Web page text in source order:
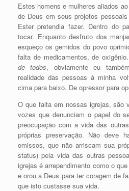
Estes homens e mulheres aliados
de Deus em seus projetos
Ester pretendia fazer. Dentro do
tocar. Enquanto desfruto dos
esqueço os gemidos do povo
falta de medicamentos, de
de todos, obviamente eu
realidade das pessoas à minha
cima para baixo. De opressor para
O que falta em nossas igrejas, são
vozes que denunciam o papel do
preocupação com a vida das
próprias preservação. Não deve
omissos, que não arriscam sua
status) pela vida das outras
igrejas é arrependimento como o
e orou a Deus para ter coragem de
que isto custasse sua vida.